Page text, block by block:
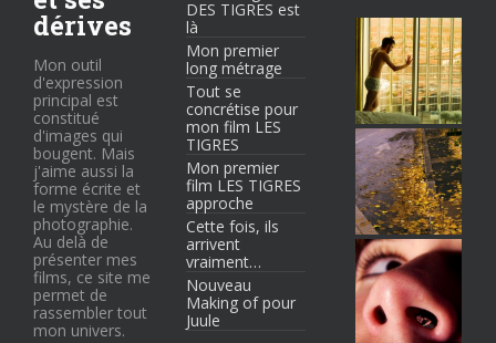
dérives
Mon outil
d'expression
principal est
constitué
d'images qui
bougent. Mais
j'aime aussi la
forme écrite et
le mystère de la
photographie.
Au delà de
présenter mes
films, ce site me
permet de
rassembler tout
mon univers.
DES TIGRES est
là
Mon premier
long métrage
Tout se
concrétise pour
mon film LES
TIGRES
Mon premier
film LES TIGRES
approche
Cette fois, ils
arrivent
vraiment…
Nouveau
Making of pour
Juule